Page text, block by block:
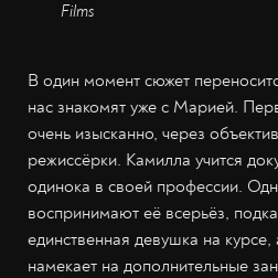
Films
В один момент сюжет
нас знакомят уже с Марией.
очень изысканно, через
режиссёрки. Камилла учится
одинока в своей профессии.
воспринимают её всерьёз,
единственная девушка на
намекает на дополнительные